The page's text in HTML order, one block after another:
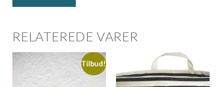
RELATEREDE VARER
Tilbud!